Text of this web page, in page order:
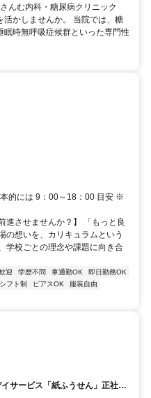
んむ内科・糖尿病クリニック
かしませんか。 当院では、糖
眠時無呼吸症候群といった専門性
的には 9：00～18：00 目安 ※
進させませんか？】 「もっと良
の想いを、カリキュラムという
学校ごとの理念や課題に向き合
迎 学歴不問 車通勤OK
即日勤務OK
シフト制 ピアスOK
服装自由
サービス「紙ふうせん」正社員